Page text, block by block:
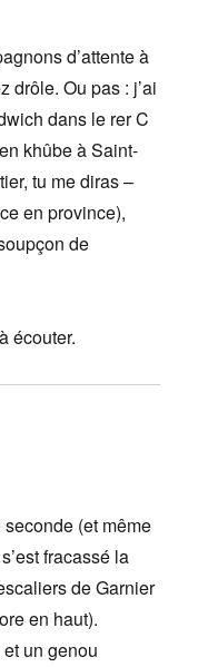
d’attente à
drôle. Ou pas : j’ai
dans le rer C
khûbe à Saint-
tu me diras –
en province),
de
écouter.
(et même
fracassé la
de Garnier
en haut).
un genou